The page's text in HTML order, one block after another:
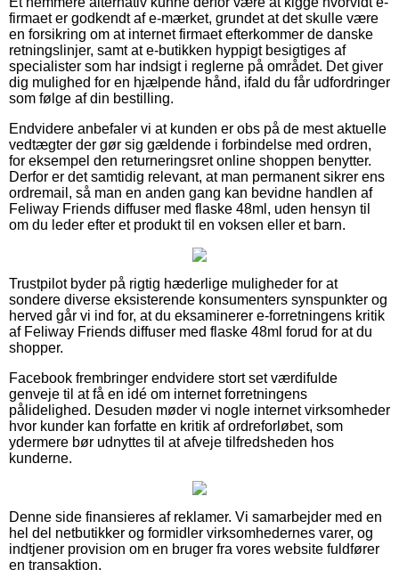
firmaet er godkendt af e-mærket, grundet at det skulle være
en forsikring om at internet firmaet efterkommer de danske
retningslinjer, samt at e-butikken hyppigt besigtiges af
specialister som har indsigt i reglerne på området. Det giver
dig mulighed for en hjælpende hånd, ifald du får udfordringer
som følge af din bestilling.
Endvidere anbefaler vi at kunden er obs på de mest aktuelle
vedtægter der gør sig gældende i forbindelse med ordren,
for eksempel den returneringsret online shoppen benytter.
Derfor er det samtidig relevant, at man permanent sikrer ens
ordremail, så man en anden gang kan bevidne handlen af
Feliway Friends diffuser med flaske 48ml, uden hensyn til
om du leder efter et produkt til en voksen eller et barn.
Trustpilot byder på rigtig hæderlige muligheder for at
sondere diverse eksisterende konsumenters synspunkter og
herved går vi ind for, at du eksaminerer e-forretningens kritik
af Feliway Friends diffuser med flaske 48ml forud for at du
shopper.
Facebook frembringer endvidere stort set værdifulde
genveje til at få en idé om internet forretningens
pålidelighed. Desuden møder vi nogle internet virksomheder
hvor kunder kan forfatte en kritik af ordreforløbet, som
ydermere bør udnyttes til at afveje tilfredsheden hos
kunderne.
Denne side finansieres af reklamer. Vi samarbejder med en
hel del netbutikker og formidler virksomhedernes varer, og
indtjener provision om en bruger fra vores website fuldfører
en transaktion.